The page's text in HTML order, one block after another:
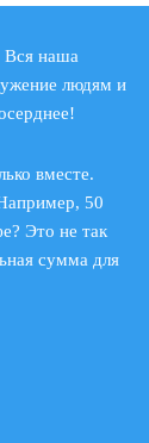
Вся наша
людям и
вместе.
50
Это не так
сумма для